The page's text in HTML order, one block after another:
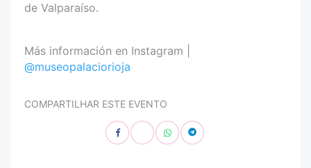
de Valparaíso.
Más información en Instagram |
@museopalaciorioja
COMPARTILHAR ESTE EVENTO